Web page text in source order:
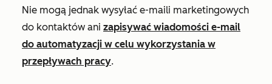
Nie mogą jednak wysyłać e-maili marketingowych
do kontaktów ani zapisywać wiadomości e-mail
do automatyzacji w celu wykorzystania w
przepływach pracy.